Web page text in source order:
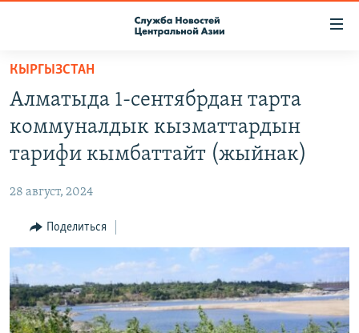
Вернуться
основному
содержанию
главной
навигации
Вернутся
поиску
КОНТАКТЫ
НАСТОЯЩЕЕ ВРЕМЯ
МИГРАНТ МЕДИА
КЫРГЫЗСТАН
Алматыда 1-сентябрдан тарта
коммуналдык кызматтардын
тарифи кымбаттайт (жыйнак)
28 август, 2024
Поделиться